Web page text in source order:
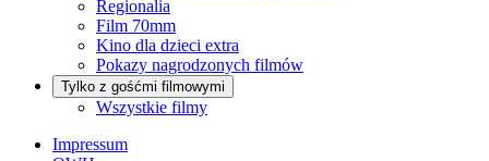
Regionalia
Film 70mm
Kino dla dzieci extra
Pokazy nagrodzonych filmów
Tylko z gośćmi filmowymi
Wszystkie filmy
Impressum